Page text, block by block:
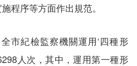
程序等方面作出規范。
市紀檢監察機關運用‘四種形
人次，其中，運用第一種形